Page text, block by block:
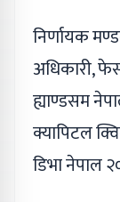
निर्णायक
अधिकारी,
ह्याण्डसम
क्यापिटल
डिभा नेपाल